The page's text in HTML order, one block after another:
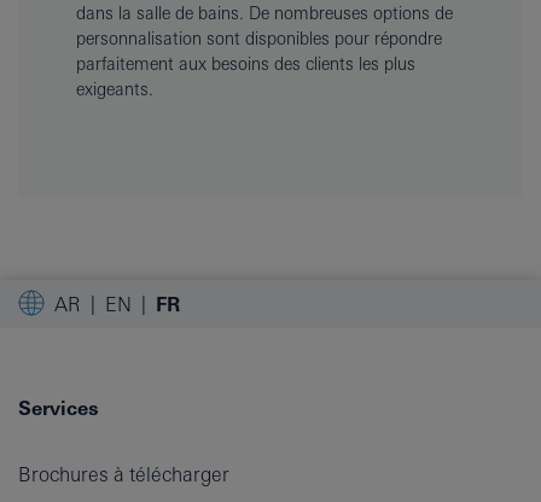
dans la salle de bains. De nombreuses options de
personnalisation sont disponibles pour répondre
parfaitement aux besoins des clients les plus
exigeants.
AR EN FR
Services
Brochures à télécharger